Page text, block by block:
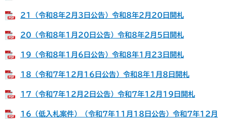
21（令和8年2月3日公告）令和8年2月20日開札
20（令和8年1月20日公告）令和8年2月5日開札
19（令和8年1月6日公告）令和8年1月23日開札
18（令和7年12月16日公告）令和8年1月8日開札
17（令和7年12月2日公告）令和7年12月19日開札
16（低入札案件）（令和7年11月18日公告）令和7年12月